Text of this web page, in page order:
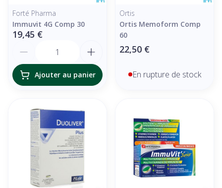
Forté Pharma
Immuvit 4G Comp 30
19,45 €
Ajouter au panier
Ortis
Ortis Memoform Comp
60
22,50 €
En rupture de stock